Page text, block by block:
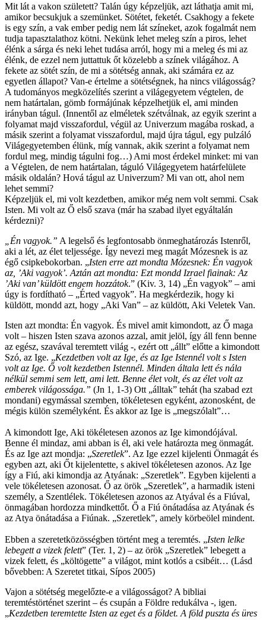
Mit lát a vakon született? Talán úgy képzeljük, azt láthatja amit mi,
amikor becsukjuk a szemünket. Sötétet, feketét. Csakhogy a fekete
is egy szín, a vak ember pedig nem lát színeket, azok fogalmát nem
tudja tapasztalathoz kötni. Nekünk lehet meleg szín a piros, lehet
élénk a sárga és neki lehet tudása arról, hogy mi a meleg és mi az
élénk, de ezzel nem juttattuk őt közelebb a színek világához. A
fekete az sötét szín, de mi a sötétség annak, aki számára ez az
egyetlen állapot? Van-e értelme a sötétségnek, ha nincs világosság?
A tudományos megközelítés szerint a világegyetem végtelen, de
nem határtalan, gömb formájúnak képzelhetjük el, ami minden
irányban tágul. (Innentől az elméletek szétválnak, az egyik szerint a
folyamat majd visszafordul, végül az Univerzum magába roskad, a
másik szerint a folyamat visszafordul, majd újra tágul, egy pulzáló
Világegyetemben élünk, míg vannak, akik szerint a folyamat nem
fordul meg, mindig tágulni fog…) Ami most érdekel minket: mi van
a Végtelen, de nem határtalan, táguló Világegyetem határfelülete
másik oldalán? Hová tágul az Univerzum? Mi van ott, ahol nem
lehet semmi?
Képzeljük el, mi volt kezdetben, amikor még nem volt semmi. Csak
Isten. Mi volt az Ő első szava (már ha szabad ilyet egyáltalán
kérdezni)?
„Én vagyok.” A legelső és legfontosabb önmeghatározás Istenről,
aki a lét, az élet teljessége. Így nevezi meg magát Mózesnek is az
égő csipkebokorban. „Isten erre azt mondta Mózesnek: Én vagyok
az, ’Aki vagyok’. Aztán azt mondta: Ezt mondd Izrael fiainak: Az
’Aki van’ küldött engem hozzátok.” (Kiv. 3, 14) „Én vagyok” – ami
úgy is fordítható – „Érted vagyok”. Ha megkérdezik, hogy ki
küldött, mondd azt, hogy „Aki Van” – az küldött, Aki Veletek Van.
Isten azt mondta: Én vagyok. És mivel amit kimondott, az Ő maga
volt – hiszen Isten szava azonos azzal, amit jelöl, így áll fenn benne
az egész, szavával teremtett világ -, ezért ott „állt” előtte a kimondott
Szó, az Ige. „Kezdetben volt az Ige, és az Ige Istennél volt s Isten
volt az Ige. Ő volt kezdetben Istennél. Minden általa lett és nála
nélkül semmi sem lett, ami lett. Benne élet volt, és az élet volt az
emberek világossága.” (Jn 1, 1-3) Ott „álltak” tehát (ha szabad ezt
mondani) egymással szemben, tökéletesen egyként, azonosként, de
mégis külön személyként. És akkor az Ige is „megszólalt”…
A kimondott Ige, Aki tökéletesen azonos az Ige kimondójával.
Benne él mindaz, ami abban is él, aki vele határozta meg önmagát.
És az Ige azt mondja: „Szeretlek”. Az Ige ezzel kijelenti Önmagát és
egyben azt, aki Őt kijelentette, s akivel tökéletesen azonos. Az Ige
így a Fiú, aki kimondja az Atyának: „Szeretlek”. Egyben kijelenti a
vele tökéletesen azonosat. Ő az örök „Szeretlek”, a harmadik isteni
személy, a Szentlélek. Tökéletesen azonos az Atyával és a Fiúval,
önmagában hordozza mindkettőt. Ő a Fiú önátadása az Atyának és
az Atya önátadása a Fiúnak. „Szeretlek”, amely körbeölel mindent.
Ebben a szeretetközösségben történt meg a teremtés. „Isten lelke
lebegett a vizek felett” (Ter. 1, 2) – az örök „Szeretlek” lebegett a
vizek felett, és „költögette” a világot, mint kotlós a csibéit… (Lásd
bővebben: A Szeretet titkai, Sípos 2005)
Vajon a sötétség megelőzte-e a világosságot? A bibliai
teremtéstörténet szerint – és csupán a Földre redukálva -, igen.
„Kezdetben teremtette Isten az eget és a földet. A föld puszta és üres